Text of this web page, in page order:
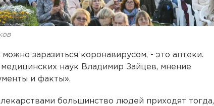
заразиться коронавирусом, - это аптеки.
наук Владимир Зайцев, мнение
и факты».
большинство людей приходят тогда,